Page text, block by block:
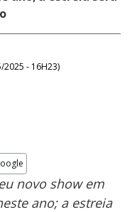
2025 - 16H23)
novo show em
ano; a estreia